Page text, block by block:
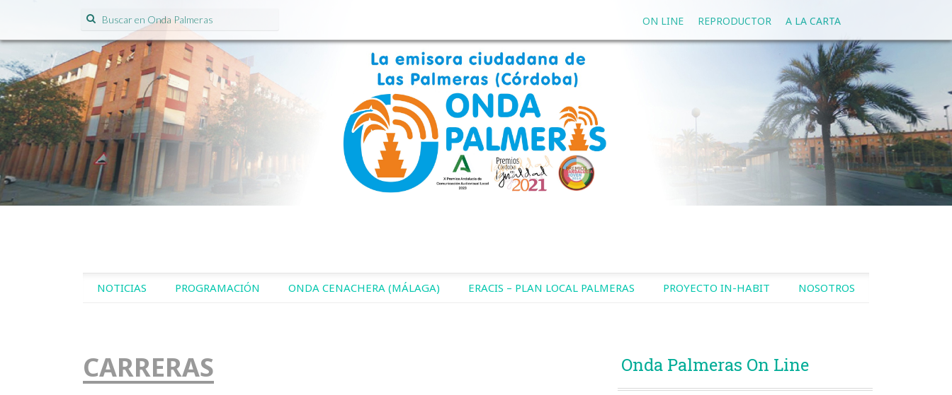
Search for: A LA CARTA
REPRODUCTOR
ON LINE
SKIP TO CONTENT
NOTICIAS PROGRAMACIÓN ONDA CENACHERA (MÁLAGA) ERACIS – PLAN LOCAL PALMERAS PROYECTO IN-HABIT NOSOTROS
CARRERAS Onda Palmeras On Line